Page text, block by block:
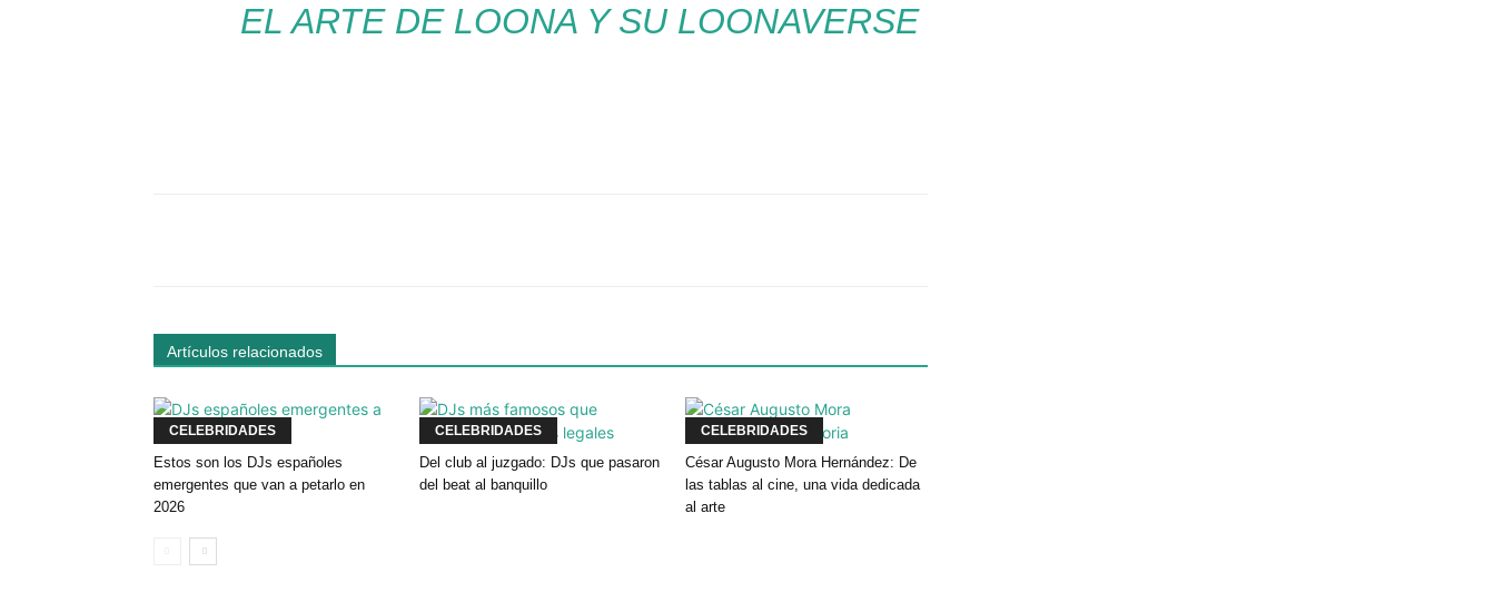
EL ARTE DE LOONA Y SU LOONAVERSE
Artículos relacionados
CELEBRIDADES
Estos son los DJs españoles
emergentes que van a petarlo en
2026
CELEBRIDADES
Del club al juzgado: DJs que pasaron
del beat al banquillo
CELEBRIDADES
César Augusto Mora Hernández: De
las tablas al cine, una vida dedicada
al arte